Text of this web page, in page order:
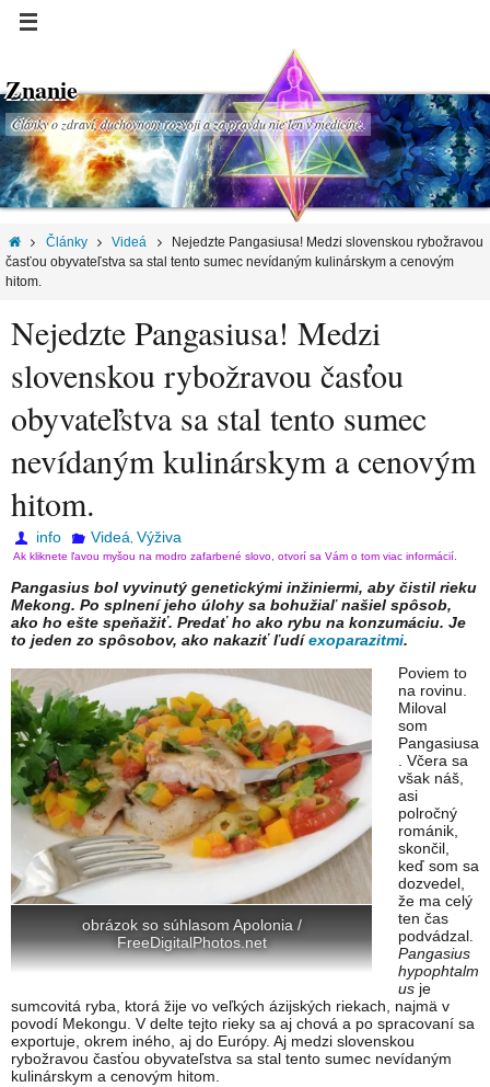
Znanie
Články o zdraví, duchovnom rozvoji a za pravdu nie len v medicíne.
Články Videá
Nejedzte Pangasiusa! Medzi slovenskou rybožravou
časťou obyvateľstva sa stal tento sumec nevídaným kulinárskym a cenovým
hitom.
Nejedzte Pangasiusa! Medzi
slovenskou rybožravou časťou
obyvateľstva sa stal tento sumec
nevídaným kulinárskym a cenovým
hitom.
info Videá Výživa
Ak kliknete ľavou myšou na modro zafarbené slovo, otvorí sa Vám o tom viac informácií.
Pangasius bol vyvinutý genetickými inžiniermi, aby čistil rieku
Mekong. Po splnení jeho úlohy sa bohužiaľ našiel spôsob,
ako ho ešte speňažiť. Predať ho ako rybu na konzumáciu. Je
to jeden zo spôsobov, ako nakaziť ľudíexoparazitmi.
obrázok so súhlasom Apolonia /
FreeDigitalPhotos.net
Poviem to
na rovinu.
Miloval
som
Pangasiusa
. Včera sa
však náš,
asi
polročný
románik,
skončil,
keď som sa
dozvedel,
že ma celý
ten čas
podvádzal.
Pangasius
hypophtalm
us je
sumcovitá ryba, ktorá žije vo veľkých ázijských riekach, najmä v
povodí Mekongu. V delte tejto rieky sa aj chová a po spracovaní sa
exportuje, okrem iného, aj do Európy. Aj medzi slovenskou
rybožravou časťou obyvateľstva sa stal tento sumec nevídaným
kulinárskym a cenovým hitom.